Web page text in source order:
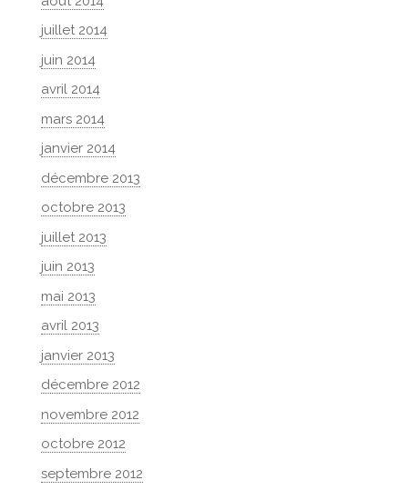
juillet 2014
juin 2014
avril 2014
mars 2014
janvier 2014
décembre 2013
octobre 2013
juillet 2013
juin 2013
mai 2013
avril 2013
janvier 2013
décembre 2012
novembre 2012
octobre 2012
septembre 2012